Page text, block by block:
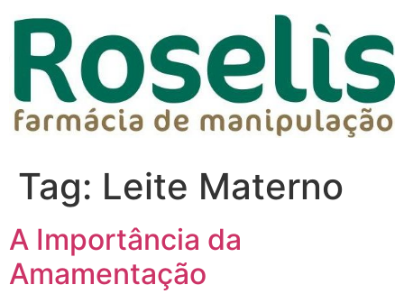
Tag: Leite Materno
A Importância da
Amamentação